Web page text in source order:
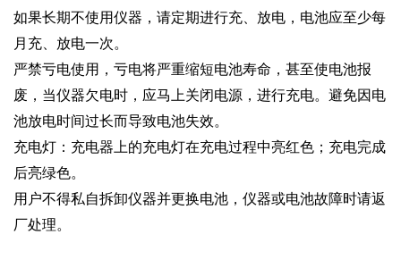
如果长期不使用仪器，请定期进行充、放电，电池应至少每
月充、放电一次。
严禁亏电使用，亏电将严重缩短电池寿命，甚至使电池报
废，当仪器欠电时，应马上关闭电源，进行充电。避免因电
池放电时间过长而导致电池失效。
充电灯：充电器上的充电灯在充电过程中亮红色；充电完成
后亮绿色。
用户不得私自拆卸仪器并更换电池，仪器或电池故障时请返
厂处理。